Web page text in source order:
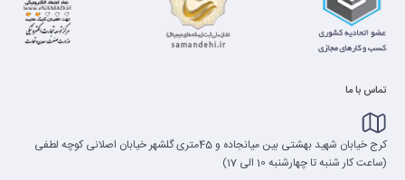
تماس با ما
کرج خیابان شهید بهشتی بین میانجاده و 45متری گلشهر خیابان اصلانی کوچه لطفی
(ساعت کار شنبه تا چهارشنبه 10 الی 17)